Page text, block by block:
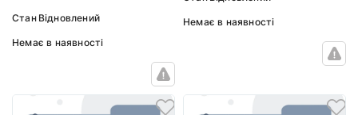
Стан Відновлений
Немає в наявності
Немає в наявності